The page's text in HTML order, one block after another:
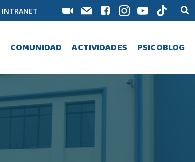
INTRANET
COMUNIDAD ACTIVIDADES PSICOBLOG